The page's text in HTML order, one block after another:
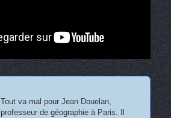
Tout va mal pour Jean Douelan,
professeur de géographie à Paris. Il